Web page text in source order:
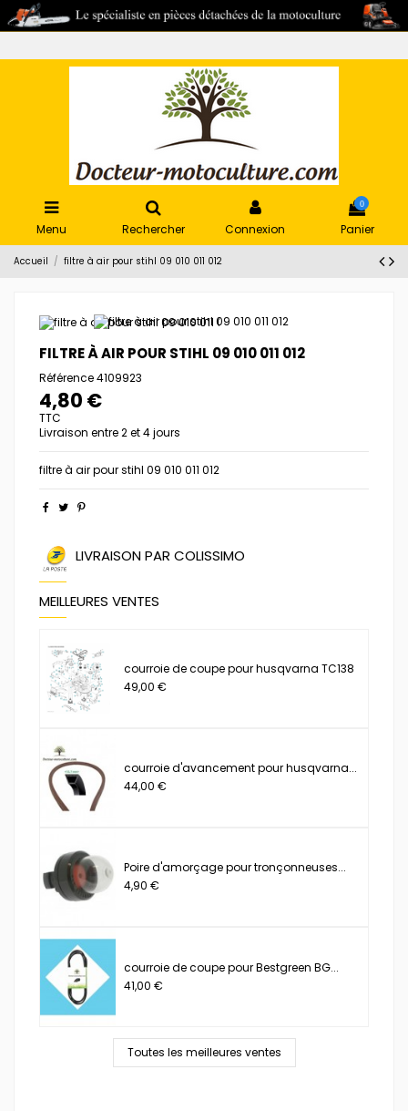
Menu Rechercher Connexion
0
Panier
Accueil filtre à air pour stihl 09 010 011 012
FILTRE À AIR POUR STIHL 09 010 011 012
Référence4109923
4,80 €
TTC
Livraison entre 2 et 4 jours
filtre à air pour stihl 09 010 011 012
LIVRAISON PAR COLISSIMO
MEILLEURES VENTES
courroie de coupe pour husqvarna TC138
49,00 €
courroie d'avancement pour husqvarna...
44,00 €
Poire d'amorçage pour tronçonneuses...
4,90 €
courroie de coupe pour Bestgreen BG...
41,00 €
Toutes les meilleures ventes